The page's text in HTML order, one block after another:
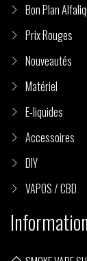
Bon Plan
Prix Rouges
Nouveautés
Matériel
E-liquides
Accessoires
DIY
VAPOS / CBD